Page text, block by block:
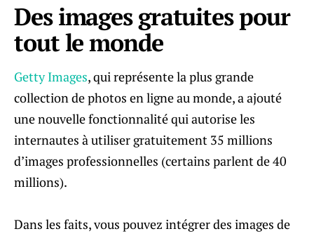
Des images gratuites pour
tout le monde
Getty Images, qui représente la plus grande
collection de photos en ligne au monde, a ajouté
une nouvelle fonctionnalité qui autorise les
internautes à utiliser gratuitement 35 millions
d’images professionnelles (certains parlent de 40
millions).
Dans les faits, vous pouvez intégrer des images de